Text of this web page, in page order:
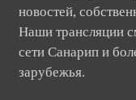
новостей,
Наши трансляции
сети Санарип и
зарубежья.